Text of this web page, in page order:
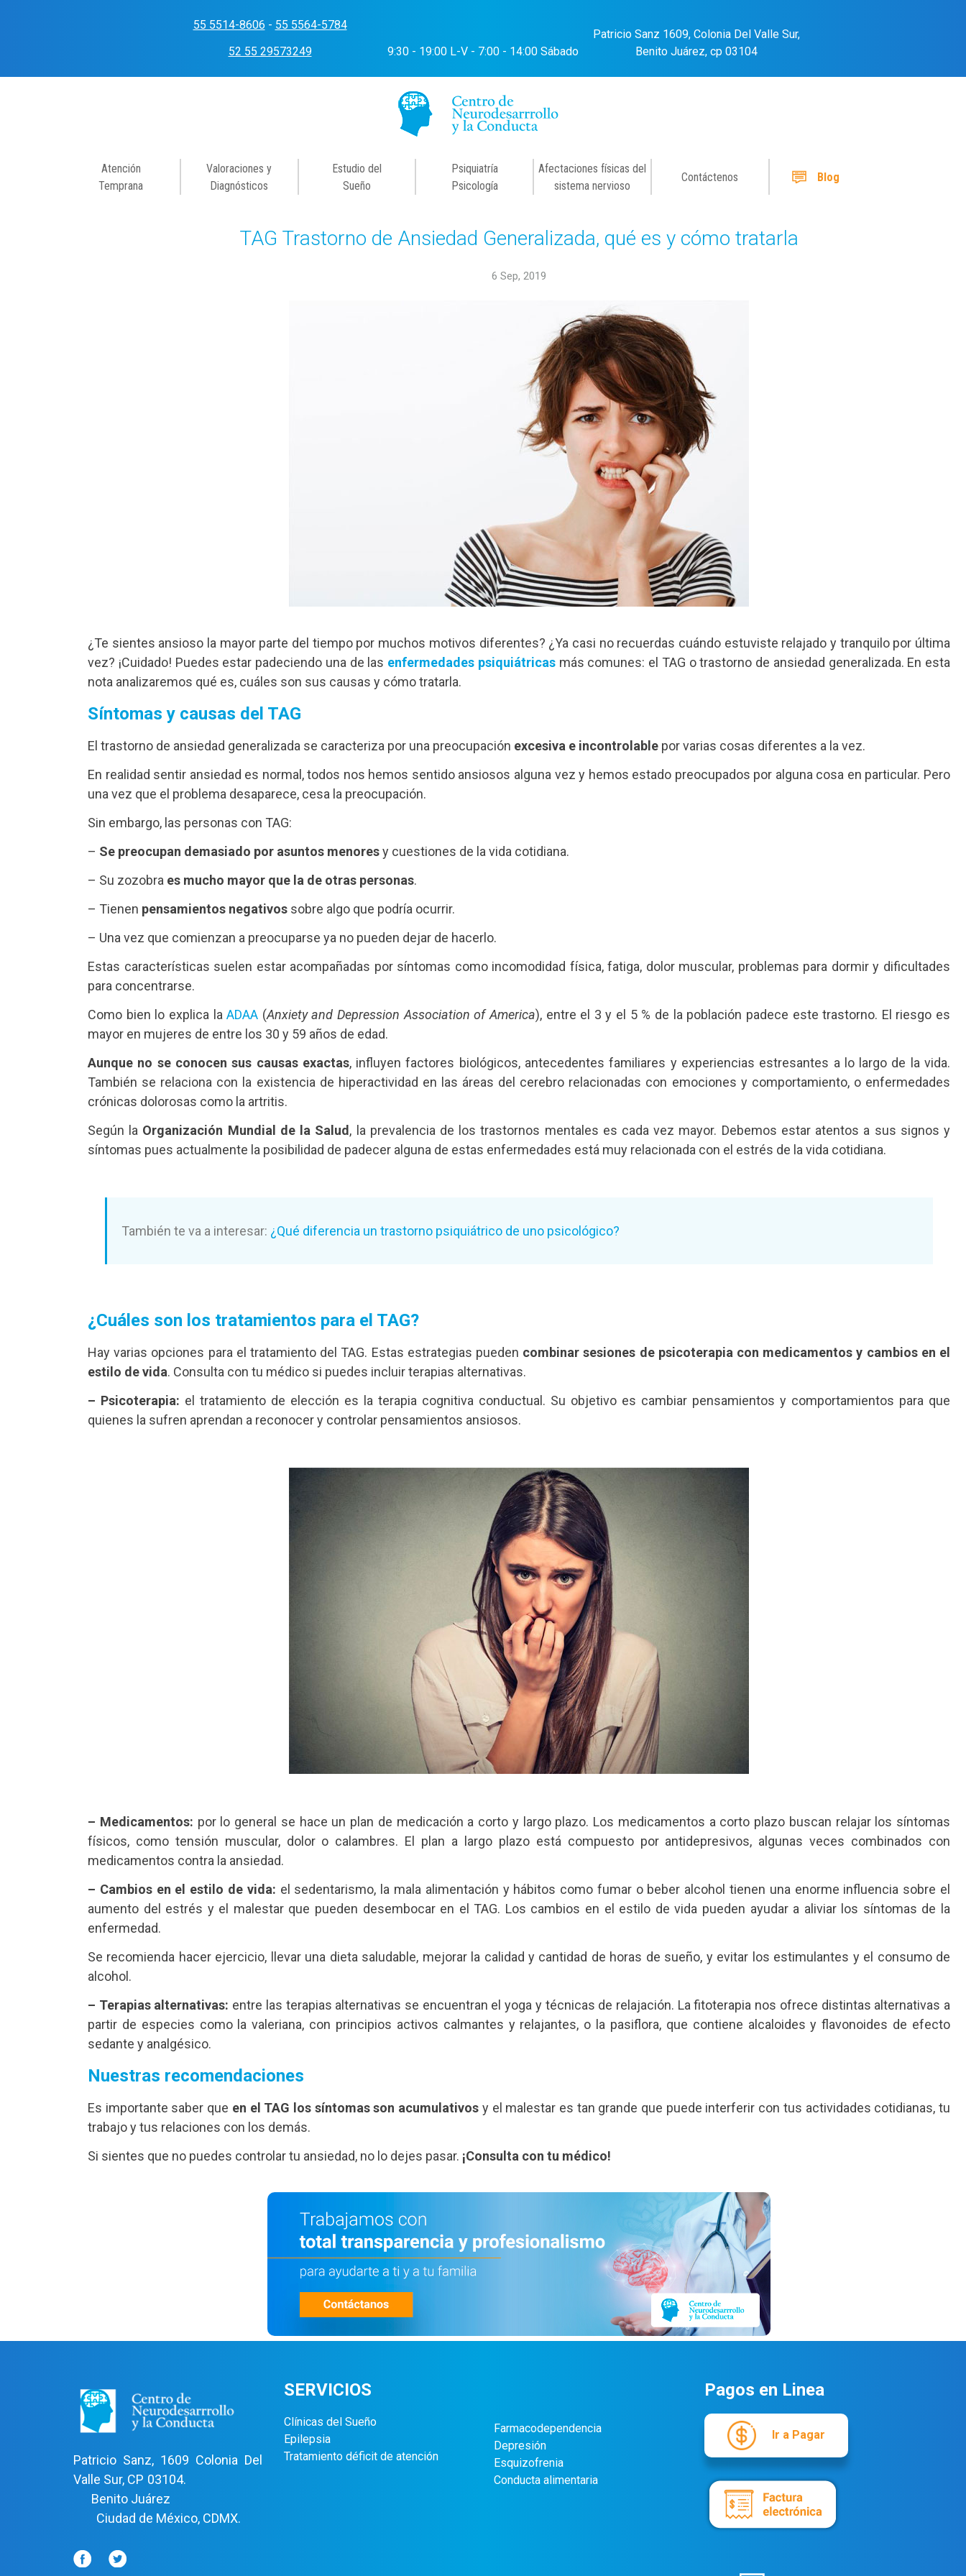
55 5514-8606 - 55 5564-5784
52 55 29573249
9:30 - 19:00 L-V - 7:00 - 14:00 Sábado
Patricio Sanz 1609, Colonia Del Valle Sur,
Benito Juárez, cp 03104
Atención
Temprana
Valoraciones y
Diagnósticos
Estudio del
Sueño
Psiquiatría
Psicología
Afectaciones físicas del
sistema nervioso
Contáctenos Blog
TAG Trastorno de Ansiedad Generalizada, qué es y cómo tratarla
6 Sep, 2019
¿Te sientes ansioso la mayor parte del tiempo por muchos motivos diferentes? ¿Ya casi no recuerdas cuándo estuviste relajado y tranquilo por última
vez? ¡Cuidado! Puedes estar padeciendo una de las enfermedades psiquiátricasmás comunes: el TAG o trastorno de ansiedad generalizada. En esta
nota analizaremos qué es, cuáles son sus causas y cómo tratarla.
Síntomas y causas del TAG
El trastorno de ansiedad generalizada se caracteriza por una preocupación excesiva e incontrolable por varias cosas diferentes a la vez.
En realidad sentir ansiedad es normal, todos nos hemos sentido ansiosos alguna vez y hemos estado preocupados por alguna cosa en particular. Pero
una vez que el problema desaparece, cesa la preocupación.
Sin embargo, las personas con TAG:
– Se preocupan demasiado por asuntos menoresy cuestiones de la vida cotidiana.
– Su zozobra es mucho mayor que la de otras personas.
– Tienen pensamientos negativos sobre algo que podría ocurrir.
– Una vez que comienzan a preocuparse ya no pueden dejar de hacerlo.
Estas características suelen estar acompañadas por síntomas como incomodidad física, fatiga, dolor muscular, problemas para dormir y dificultades
para concentrarse.
Como bien lo explica laADAA (Anxiety and Depression Association of America), entre el 3 y el 5 % de la población padece este trastorno. El riesgo es
mayor en mujeres de entre los 30 y 59 años de edad.
Aunque no se conocen sus causas exactas, influyen factores biológicos, antecedentes familiares y experiencias estresantes a lo largo de la vida.
También se relaciona con la existencia de hiperactividad en las áreas del cerebro relacionadas con emociones y comportamiento, o enfermedades
crónicas dolorosas como la artritis.
Según la Organización Mundial de la Salud , la prevalencia de los trastornos mentales es cada vez mayor. Debemos estar atentos a sus signos y
síntomas pues actualmente la posibilidad de padecer alguna de estas enfermedades está muy relacionada con el estrés de la vida cotidiana.
También te va a interesar: ¿Qué diferencia un trastorno psiquiátrico de uno psicológico?
¿Cuáles son los tratamientos para el TAG?
Hay varias opciones para el tratamiento del TAG. Estas estrategias pueden combinar sesiones de psicoterapia con medicamentos y cambios en el
estilo de vida. Consulta con tu médico si puedes incluir terapias alternativas.
– Psicoterapia: el tratamiento de elección es la terapia cognitiva conductual. Su objetivo es cambiar pensamientos y comportamientos para que
quienes la sufren aprendan a reconocer y controlar pensamientos ansiosos.
– Medicamentos: por lo general se hace un plan de medicación a corto y largo plazo. Los medicamentos a corto plazo buscan relajar los síntomas
físicos, como tensión muscular, dolor o calambres. El plan a largo plazo está compuesto por antidepresivos, algunas veces combinados con
medicamentos contra la ansiedad.
– Cambios en el estilo de vida: el sedentarismo, la mala alimentación y hábitos como fumar o beber alcohol tienen una enorme influencia sobre el
aumento del estrés y el malestar que pueden desembocar en el TAG. Los cambios en el estilo de vida pueden ayudar a aliviar los síntomas de la
enfermedad.
Se recomienda hacer ejercicio, llevar una dieta saludable, mejorar la calidad y cantidad de horas de sueño, y evitar los estimulantes y el consumo de
alcohol.
– Terapias alternativas: entre las terapias alternativas se encuentran el yoga y técnicas de relajación. La fitoterapia nos ofrece distintas alternativas a
partir de especies como la valeriana, con principios activos calmantes y relajantes, o la pasiflora, que contiene alcaloides y flavonoides de efecto
sedante y analgésico.
Nuestras recomendaciones
Es importante saber que en el TAG los síntomas son acumulativos y el malestar es tan grande que puede interferir con tus actividades cotidianas, tu
trabajo y tus relaciones con los demás.
Si sientes que no puedes controlar tu ansiedad, no lo dejes pasar. ¡Consulta con tu médico!
Patricio Sanz, 1609 Colonia Del
Valle Sur, CP 03104.
Benito Juárez
Ciudad de México, CDMX.
SERVICIOS
Clínicas del Sueño
Epilepsia
Tratamiento déficit de atención
Farmacodependencia
Depresión
Esquizofrenia
Conducta alimentaria
Pagos en Linea
Ir a Pagar